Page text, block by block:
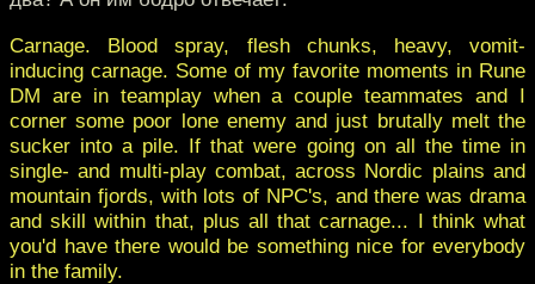
Carnage. Blood spray, flesh chunks, heavy, vomit-
inducing carnage. Some of my favorite moments in Rune
DM are in teamplay when a couple teammates and I
corner some poor lone enemy and just brutally melt the
sucker into a pile. If that were going on all the time in
single- and multi-play combat, across Nordic plains and
mountain fjords, with lots of NPC's, and there was drama
and skill within that, plus all that carnage... I think what
you'd have there would be something nice for everybody
in the family.